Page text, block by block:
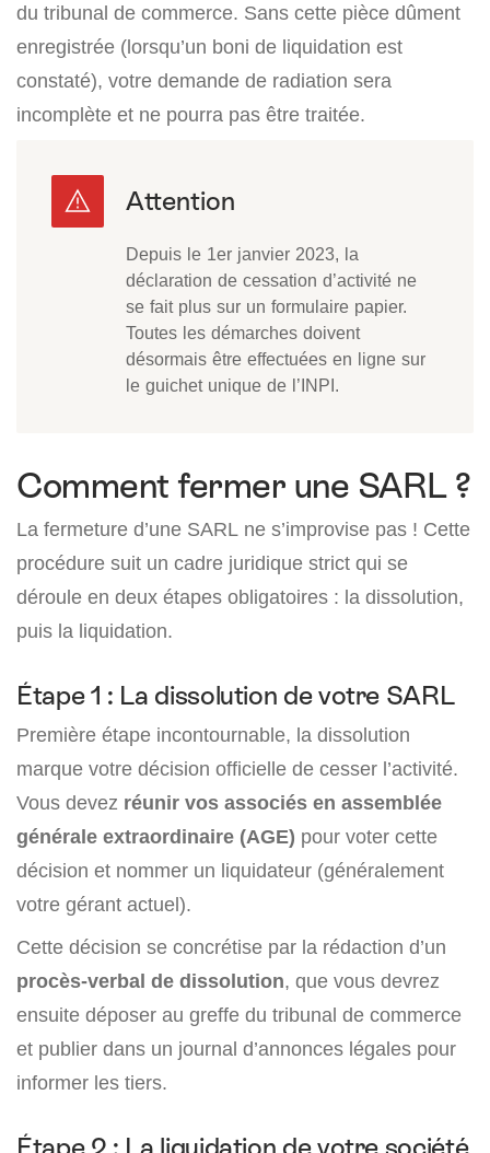
du tribunal de commerce. Sans cette pièce dûment
enregistrée (lorsqu’un boni de liquidation est
constaté), votre demande de radiation sera
incomplète et ne pourra pas être traitée.
Depuis le 1er janvier 2023, la
déclaration de cessation d’activité ne
se fait plus sur un formulaire papier.
Toutes les démarches doivent
désormais être effectuées en ligne sur
le guichet unique de l’INPI.
Comment fermer une SARL ?
La fermeture d’une SARL ne s’improvise pas ! Cette
procédure suit un cadre juridique strict qui se
déroule en deux étapes obligatoires : la dissolution,
puis la liquidation.
Étape 1 : La dissolution de votre SARL
Première étape incontournable, la dissolution
marque votre décision officielle de cesser l’activité.
Vous devez réunir vos associés en assemblée
générale extraordinaire (AGE) pour voter cette
décision et nommer un liquidateur (généralement
votre gérant actuel).
Cette décision se concrétise par la rédaction d’un
procès-verbal de dissolution, que vous devrez
ensuite déposer au greffe du tribunal de commerce
et publier dans un journal d’annonces légales pour
informer les tiers.